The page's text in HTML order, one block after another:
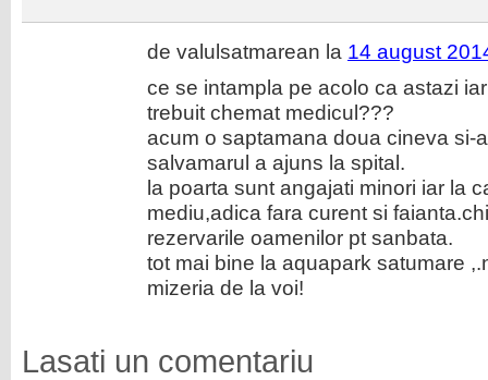
de valulsatmarean la 14 august
ce se intampla pe acolo ca astazi
trebuit chemat medicul???
acum o saptamana doua cineva si-
salvamarul a ajuns la spital.
la poarta sunt angajati minori iar la
mediu,adica fara curent si
rezervarile oamenilor pt sanbata.
tot mai bine la aquapark satumare
mizeria de la voi!
Lasati un comentariu